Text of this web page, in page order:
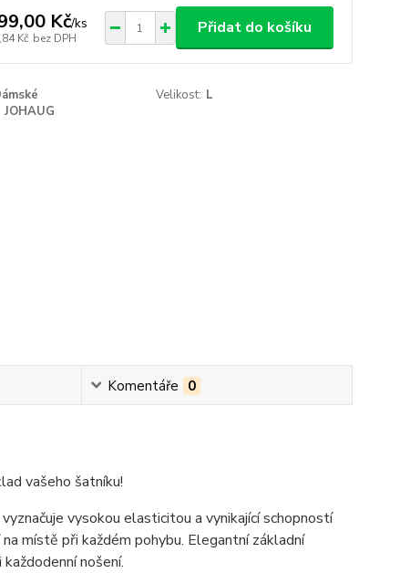
Kč/ks
Kč bez DPH
Přidat do košíku
Velikost: L
JOHAUG
Komentáře 0
vašeho šatníku!
vysokou elasticitou a vynikající schopností
místě při každém pohybu. Elegantní základní
nošení.